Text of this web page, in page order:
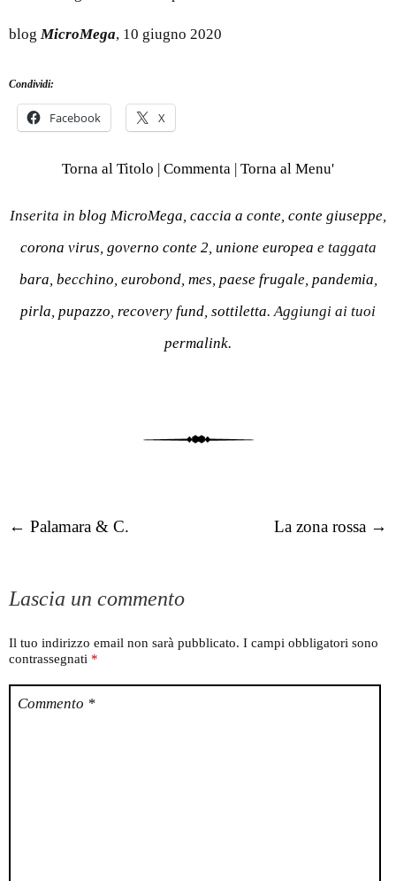
blogMicroMega, 10 giugno 2020
Condividi:
Facebook X
Torna al Titolo | Commenta | Torna al Menu'
Inserita in blog MicroMega, caccia a conte, conte giuseppe,
corona virus, governo conte 2, unione europea e taggata
bara, becchino, eurobond, mes, paese frugale, pandemia,
pirla, pupazzo, recovery fund, sottiletta. Aggiungi ai tuoi
permalink.
Post navigation
← Palamara & C. La zona rossa →
Lascia un commento
Il tuo indirizzo email non sarà pubblicato. I campi obbligatori sono
contrassegnati *
Commento *